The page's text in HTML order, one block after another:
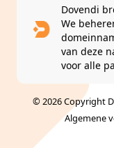
Dovendi
We
van deze
voor alle
© 2026 Copyright
Algemene